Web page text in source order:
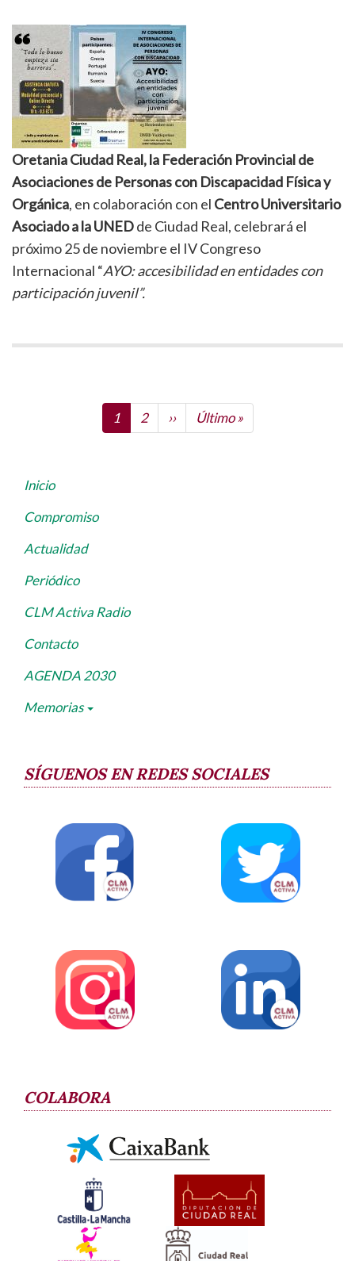
Oretania Ciudad Real, la Federación Provincial de
Asociaciones de Personas con Discapacidad Física y
Orgánica, en colaboración con el Centro Universitario
Asociado a la UNEDde Ciudad Real, celebrará el
próximo 25 de noviembre el IV Congreso
Internacional “AYO: accesibilidad en entidades con
participación juvenil”.
Página
actual
1 Page
2
Siguiente
página
››
Última
página
Último »
Navegación
principal
Inicio
Compromiso
Actualidad
Periódico
CLM Activa Radio
Contacto
AGENDA 2030
Memorias
SÍGUENOS EN REDES SOCIALES
COLABORA